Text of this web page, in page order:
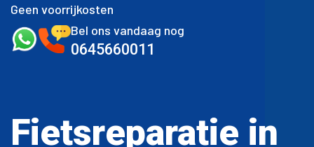
Geen voorrijkosten
Bel ons vandaag nog
0645660011
Fietsreparatie in